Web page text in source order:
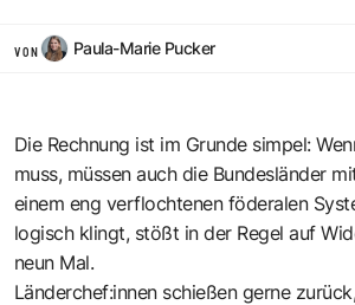
VON Paula-Marie Pucker
Die Rechnung ist im Grunde simpel:
muss, müssen auch die Bundesländer
einem eng verflochtenen föderalen
logisch klingt, stößt in der Regel auf
neun Mal.
Länderchef:innen schießen gerne